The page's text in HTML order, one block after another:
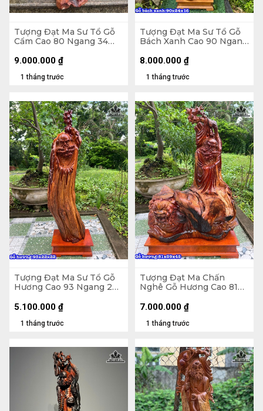
Tượng Đạt Ma Sư Tổ Gỗ
Cẩm Cao 80 Ngang 34
1 tháng trước
9.000.000 ₫
Tượng Đạt Ma Sư Tổ Gỗ
Bách Xanh Cao 90 Ngang
1 tháng trước
8.000.000 ₫
Tượng Đạt Ma Sư Tổ Gỗ
Hương Cao 93 Ngang 22
1 tháng trước
5.100.000 ₫
Tượng Đạt Ma Chấn
Nghê Gỗ Hương Cao 81
1 tháng trước
7.000.000 ₫